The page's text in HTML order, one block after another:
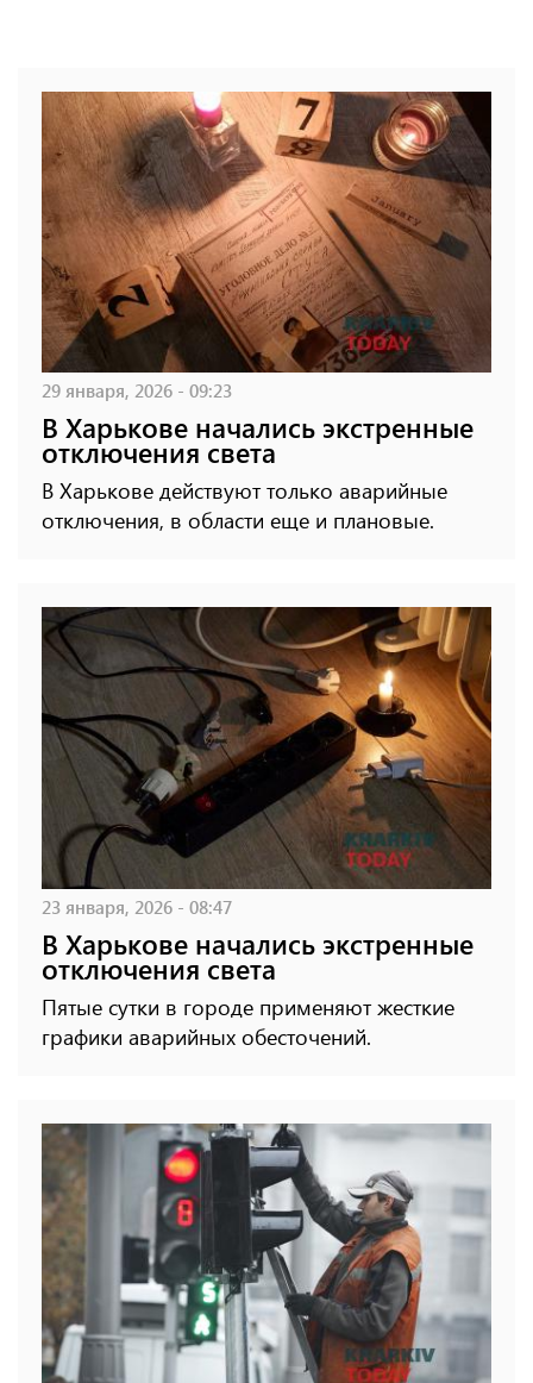
29 января, 2026 - 09:23
В Харькове начались экстренные
отключения света
В Харькове действуют только аварийные
отключения, в области еще и плановые.
23 января, 2026 - 08:47
В Харькове начались экстренные
отключения света
Пятые сутки в городе применяют жесткие
графики аварийных обесточений.